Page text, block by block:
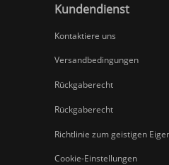
Kundendienst
Kontaktiere uns
Versandbedingungen
Rückgaberecht
Rückgaberecht
Richtlinie zum geistigen
Cookie-Einstellungen